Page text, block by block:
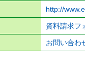
http://
資料請求フ
お問い合わ